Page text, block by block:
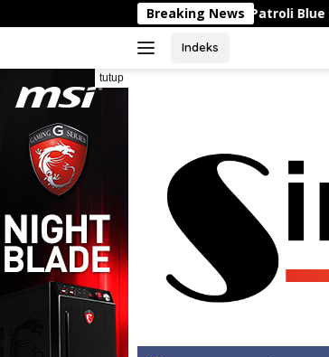
ke
Breaking News
Patroli Blue Light Polisi
Indeks
tutup